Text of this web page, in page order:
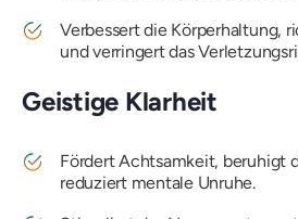
Verbessert die Körperhaltung,
und verringert das
Geistige Klarheit
Fördert Achtsamkeit, beruhigt
reduziert mentale Unruhe.